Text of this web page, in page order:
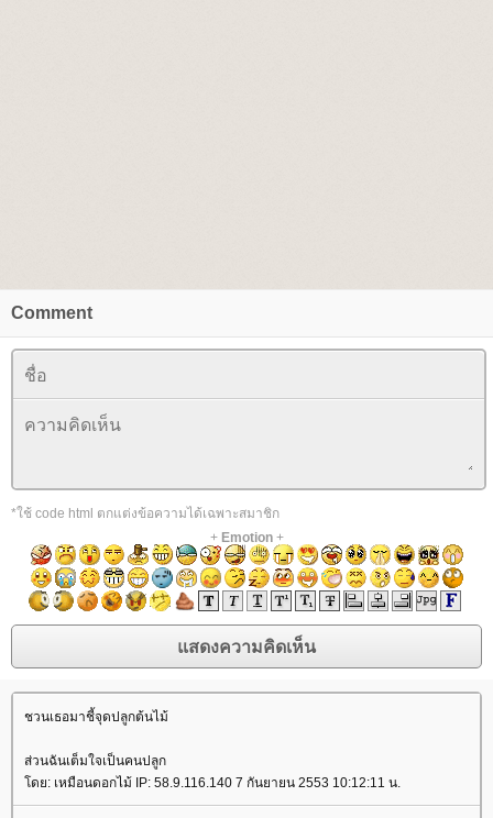
Comment
*ใช้ code html ตกแต่งข้อความได้เฉพาะสมาชิก
+ Emotion+
ชวนเธอมาชี้จุดปลูกต้นไม้
ส่วนฉันเต็มใจเป็นคนปลูก
ดย: เหมือนดอกไม้ IP: 58.9.116.140 7 กันยายน 2553 10:12:11 น.